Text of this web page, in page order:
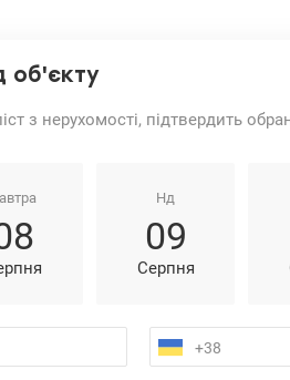
об'єкту
з нерухомості, підтвердить
Нд
09
Серпня